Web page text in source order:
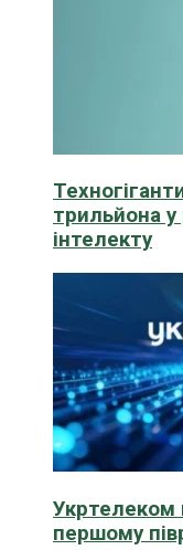
трильйона
інтелекту
Укртелеком
першому